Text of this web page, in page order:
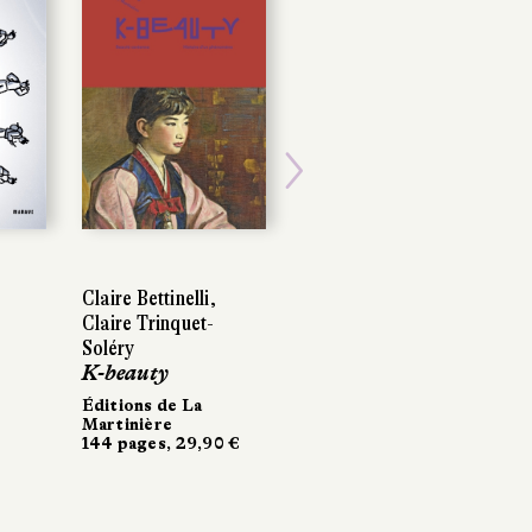
Claire Bettinelli,
Claire Trinquet-
Soléry
K-beauty
Éditions de La
Martinière
144 pages, 29,90 €
Claire Bettinelli,
Claire Trinquet-
Soléry
K-beauty
Éditions de La
Martinière
144 pages, 29,90 €